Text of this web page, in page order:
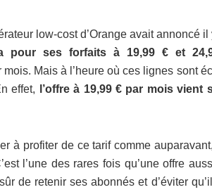
low-cost d’Orange avait annoncé
pour ses forfaits à 19,99 € et
Mais à l’heure où ces lignes sont
effet,
l’offre à 19,99 € par mois vient
à profiter de ce tarif comme
l’une des rares fois qu’une offre
de retenir ses abonnés et d’éviter